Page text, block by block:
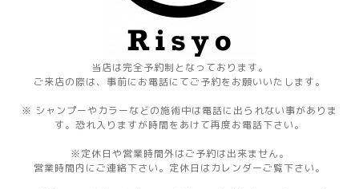
当店は完全予約制となっております。
ご来店の際は、事前にお電話にてご予約をお願いいたします。
※ シャンプーやカラーなどの施術中は電話に出られない事がありま
す。恐れ入りますが時間をあけて再度お電話下さい。
※定休日や営業時間外はご予約は出来ません。
営業時間内にご連絡下さい。定休日はカレンダーご覧下さい。